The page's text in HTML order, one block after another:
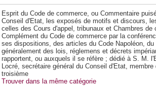
Esprit du Code de commerce, ou Commentaire
Conseil d'Etat, les exposés de motifs et discours,
celles des Cours d'appel, tribunaux et Chambres
Complément du Code de commerce par la
ses dispositions, des articles du Code Napoléon,
généralement des lois, réglemens et décrets
rapportent, ou auxquels il se réfère ; dédié à S. M.
Locré, secrétaire général du Conseil d'Etat, membre
troisième
Trouver dans la même catégorie